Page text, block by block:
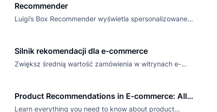
Recommender
Luigi’s Box Recommender wyświetla spersonalizowane
Silnik rekomendacji dla e-commerce
Zwiększ średnią wartość zamówienia w witrynach e-
Product Recommendations in E-commerce: All
Nuts and Bolts
Learn everything you need to know about product